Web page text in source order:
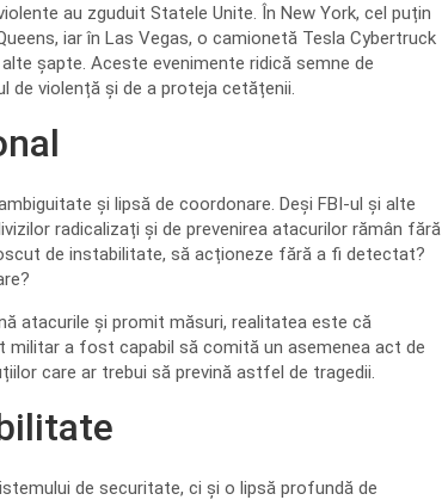
au zguduit Statele Unite. În New York, cel puțin
iar în Las Vegas, o camionetă Tesla Cybertruck
șapte. Aceste evenimente ridică semne de
de violență și de a proteja cetățenii.
și lipsă de coordonare. Deși FBI-ul și alte
radicalizați și de prevenirea atacurilor rămân fără
de instabilitate, să acționeze fără a fi detectat?
atacurile și promit măsuri, realitatea este că
a fost capabil să comită un asemenea act de
care ar trebui să prevină astfel de tragedii.
de securitate, ci și o lipsă profundă de